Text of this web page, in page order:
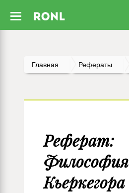
Главная Рефераты
Реферат:
Философия
Кьеркегора